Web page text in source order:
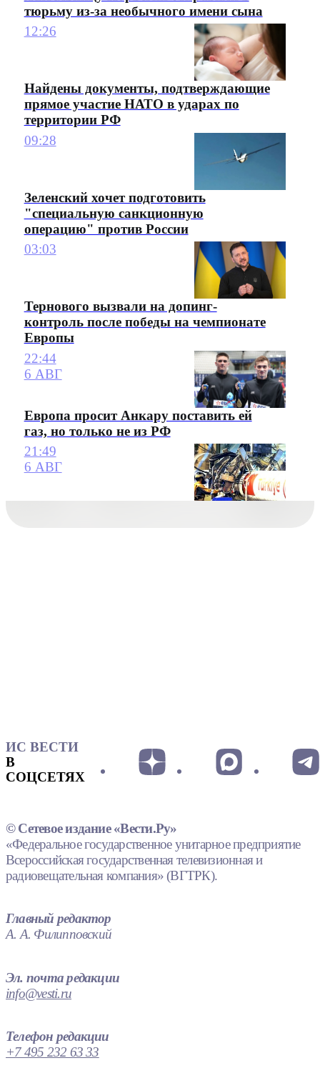
тюрьму из-за необычного имени сына
12:26
Найдены документы, подтверждающие
прямое участие НАТО в ударах по
территории РФ
09:28
Зеленский хочет подготовить
"специальную санкционную
операцию" против России
03:03
Тернового вызвали на допинг-
контроль после победы на чемпионате
Европы
22:44
6 АВГ
Европа просит Анкару поставить ей
газ, но только не из РФ
21:49
6 АВГ
ИС ВЕСТИ
В
СОЦСЕТЯХ
© Сетевое издание «Вести.Ру»
«Федеральное государственное унитарное предприятие
Всероссийская государственная телевизионная и
радиовещательная компания» (ВГТРК).
Главный редактор
А. А. Филипповский
Эл. почта редакции
info@vesti.ru
Телефон редакции
+7 495 232 63 33